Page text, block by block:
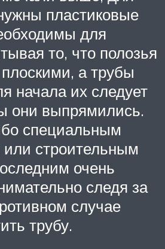
пластиковые
для
то, что полозья
а трубы
начала их следует
они выпрямились.
специальным
или строительным
очень
следя за
случае
трубу.